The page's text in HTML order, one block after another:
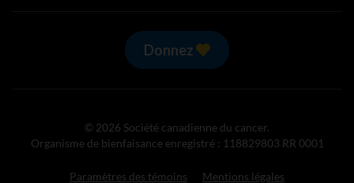
Donnez
© 2026 Société canadienne du cancer.
Organisme de bienfaisance enregistré : 118829803 RR 0001
Paramètres des témoins Mentions légales